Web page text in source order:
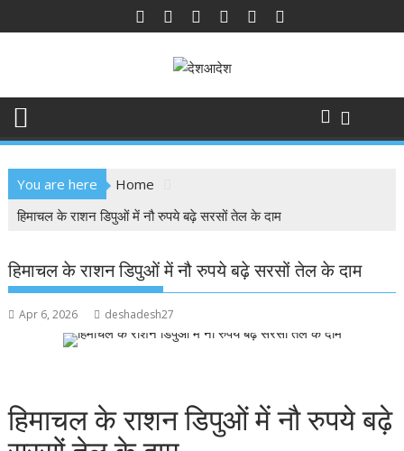
to
You are here
Home
हिमाचल के राशन डिपुओं में नौ रुपये बढ़े सरसों तेल के दाम
हिमाचल के राशन डिपुओं में नौ रुपये बढ़े सरसों तेल के दाम
Apr 6, 2026 deshadesh27
हिमाचल के राशन डिपुओं में नौ रुपये बढ़े